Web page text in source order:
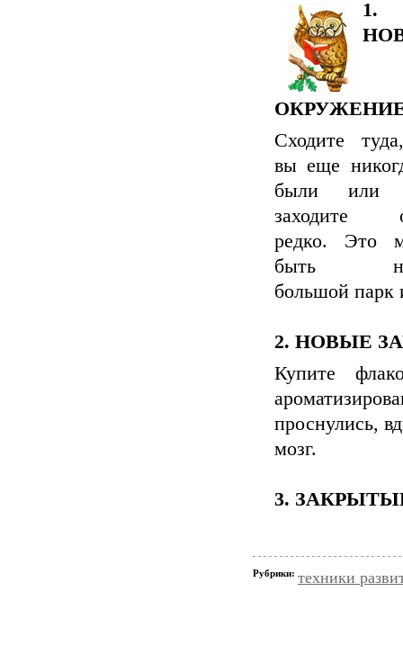
1.
Сходите
вы еще
были или
заходите
редко. Это
быть
большой парк
2. НОВЫЕ
Купите
проснулись,
мозг.
3.
Рубрики: техники